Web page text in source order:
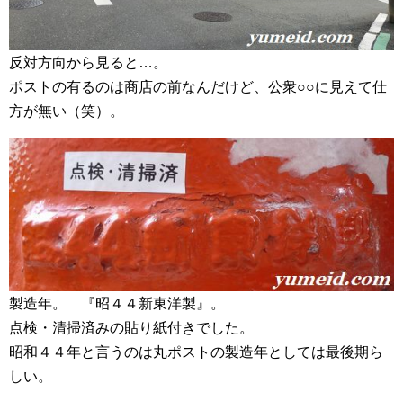
反対方向から見ると…。
ポストの有るのは商店の前なんだけど、公衆○○に見えて仕
方が無い（笑）。
製造年。 『昭４４新東洋製』。
点検・清掃済みの貼り紙付きでした。
昭和４４年と言うのは丸ポストの製造年としては最後期ら
しい。